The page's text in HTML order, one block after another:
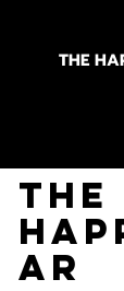
THE
The
Ar